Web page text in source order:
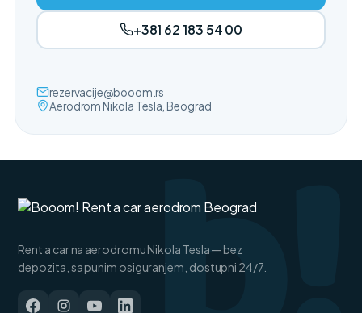
+381 62 183 54 00
rezervacije@booom.rs
Aerodrom Nikola Tesla, Beograd
Rent a car na aerodromu Nikola Tesla — bez
depozita, sa punim osiguranjem, dostupni 24/7.